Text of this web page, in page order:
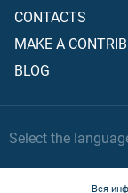
CONTACTS
MAKE A
BLOG
Select the
Вся